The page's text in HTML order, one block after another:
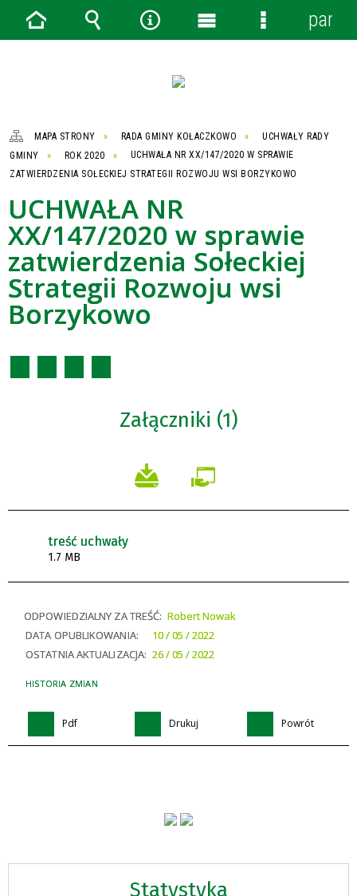
Statystyka
MAPA STRONY RADA GMINY KOŁACZKOWO
UCHWAŁY RADY
GMINY
ROK 2020
UCHWAŁA NR XX/147/2020 W SPRAWIE
ZATWIERDZENIA SOŁECKIEJ STRATEGII ROZWOJU WSI BORZYKOWO
UCHWAŁA NR
XX/147/2020 w sprawie
zatwierdzenia Sołeckiej
Strategii Rozwoju wsi
Borzykowo
Załączniki (1)
treść uchwały
1.7 MB
ODPOWIEDZIALNY ZA TREŚĆ: Robert Nowak
DATA OPUBLIKOWANIA:
10 / 05 / 2022
OSTATNIA AKTUALIZACJA: 26 / 05 / 2022
HISTORIA ZMIAN
Pdf Drukuj Powrót
Strona Wyszukiwarka
NarzędziaMenu
Menu
panel